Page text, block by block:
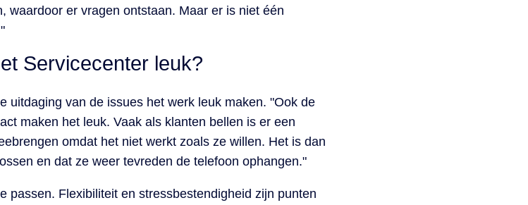
waardoor er vragen ontstaan. Maar er is niet één
Servicecenter leuk?
uitdaging van de issues het werk leuk maken. "Ook de
maken het leuk. Vaak als klanten bellen is er een
omdat het niet werkt zoals ze willen. Het is dan
en dat ze weer tevreden de telefoon ophangen."
passen. Flexibiliteit en stressbestendigheid zijn punten